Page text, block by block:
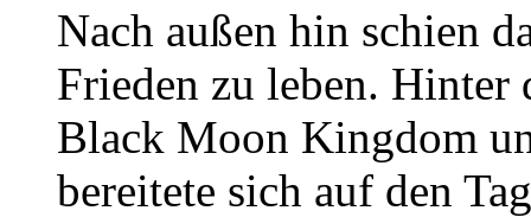
Nach außen hin schien
Frieden zu leben. Hinter
Black Moon Kingdom
bereitete sich auf den